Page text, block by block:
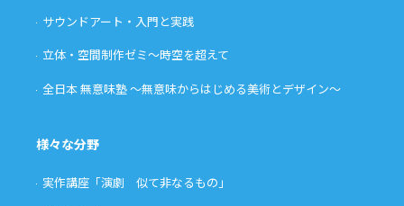
サウンドアート・入門と実践
立体・空間制作ゼミ〜時空を超えて
全日本 無意味塾 〜無意味からはじめる美術とデザイン〜
様々な分野
実作講座「演劇 似て非なるもの」